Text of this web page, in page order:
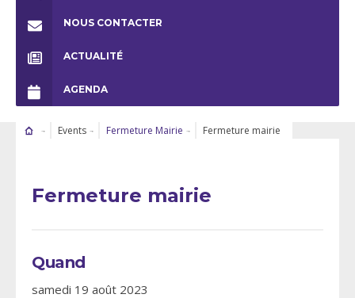
NOUS CONTACTER
ACTUALITÉ
AGENDA
Events Fermeture Mairie Fermeture mairie
Fermeture mairie
Quand
samedi 19 août 2023